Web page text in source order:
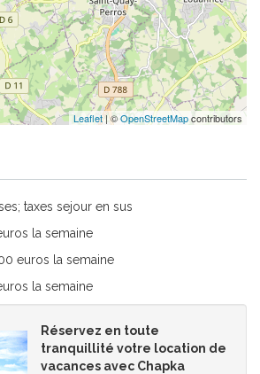
Leaflet| ©OpenStreetMapcontributors
taxes sejour en sus
la semaine
euros la semaine
la semaine
Réservez en toute
tranquillité votre location de
vacances avec Chapka